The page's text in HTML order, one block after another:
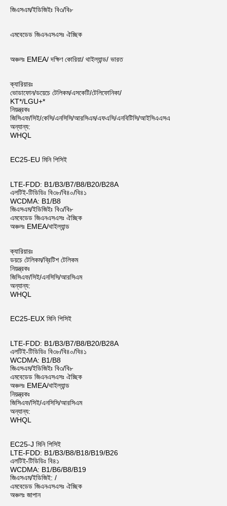
জিএসএম/ইডিজিইঃ বি৩/বি৮
এমবেডেড জিএনএসএসঃ ঐচ্ছিক
অঞ্চলঃ EMEA/ দক্ষিণ কোরিয়া/ থাইল্যান্ড/ ভারত
ক্যারিয়ারঃ
ভোডাফোন/ডয়েচে টেলিকম/এসকেটি/টেলিফোনিকা/
KT*/LGU+*
নিয়ন্ত্রকঃ
জিসিএফ/সিই/কেসি/এনসিসি/আরসিএম/এফএসি/এনবিটিসি/আইসিএএসএ
অন্যান্য:
WHQL
EC25-EU মিনি পিসিই
LTE-FDD: B1/B3/B7/B8/B20/B28A
এলটিই-টিডিডিঃ বি৩৮/বি৪০/বি৪১
WCDMA: B1/B8
জিএসএম/ইডিজিইঃ বি৩/বি৮
এমবেডেড জিএনএসএসঃ ঐচ্ছিক
অঞ্চলঃ EMEA/থাইল্যান্ড
ক্যারিয়ারঃ
ডয়চে টেলিকম/ব্রিটিশ টেলিকম
নিয়ন্ত্রকঃ
জিসিএফ/সিই/এনসিসি/আরসিএম
অন্যান্য:
WHQL
EC25-EUX মিনি পিসিই
LTE-FDD: B1/B3/B7/B8/B20/B28A
এলটিই-টিডিডিঃ বি৩৮/বি৪০/বি৪১
WCDMA: B1/B8
জিএসএম/ইডিজিইঃ বি৩/বি৮
এমবেডেড জিএনএসএসঃ ঐচ্ছিক
অঞ্চলঃ EMEA/থাইল্যান্ড
নিয়ন্ত্রকঃ
জিসিএফ/সিই/এনসিসি/আরসিএম
অন্যান্য:
WHQL
EC25-J মিনি পিসিই
LTE-FDD: B1/B3/B8/B18/B19/B26
এলটিই-টিডিডিঃ বি৪১
WCDMA: B1/B6/B8/B19
জিএসএম/ইডিজিই: /
এমবেডেড জিএনএসএসঃ ঐচ্ছিক
অঞ্চলঃ জাপান